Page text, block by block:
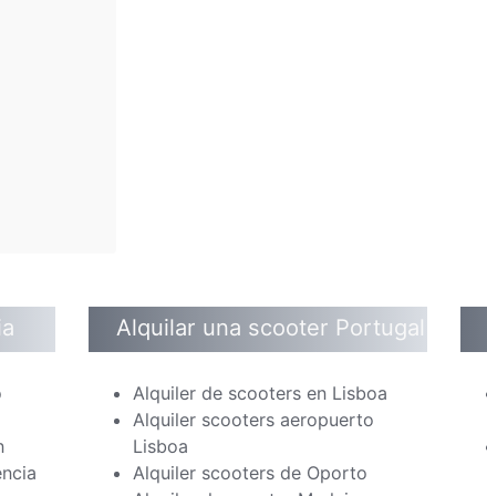
Alquilar una scooter Portugal
Alquiler de scooters en Lisboa
Alquiler scooters aeropuerto
Lisboa
Alquiler scooters de Oporto